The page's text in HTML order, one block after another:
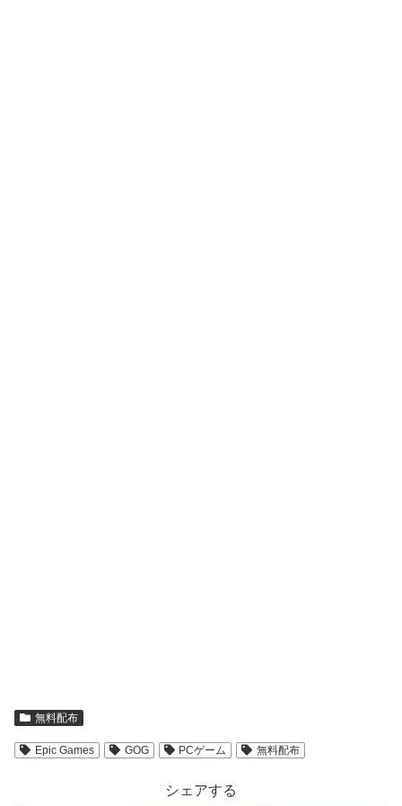
無料配布
Epic Games GOG PCゲーム 無料配布
シェアする